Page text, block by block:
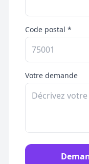
Code postal *
Votre demande